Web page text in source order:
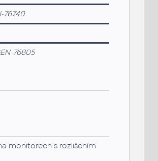
76740
76805
monitorech s rozlišením